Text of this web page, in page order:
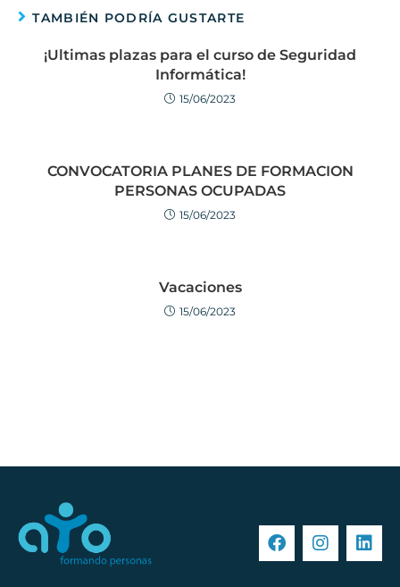
TAMBIÉN PODRÍA GUSTARTE
¡Ultimas plazas para el curso de Seguridad
Informática!
15/06/2023
CONVOCATORIA PLANES DE FORMACION
PERSONAS OCUPADAS
15/06/2023
Vacaciones
15/06/2023